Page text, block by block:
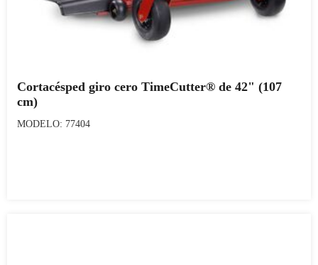
Cortacésped giro cero TimeCutter® de 42" (107
cm)
MODELO: 77404